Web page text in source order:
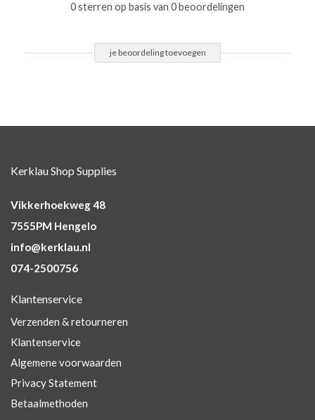
0 sterren op basis van 0 beoordelingen
je beoordeling toevoegen
Kerklau Shop Supplies
Vikkerhoekweg 48
7555PM Hengelo
info@kerklau.nl
074-2500756
Klantenservice
Verzenden & retourneren
Klantenservice
Algemene voorwaarden
Privacy Statement
Betaalmethoden